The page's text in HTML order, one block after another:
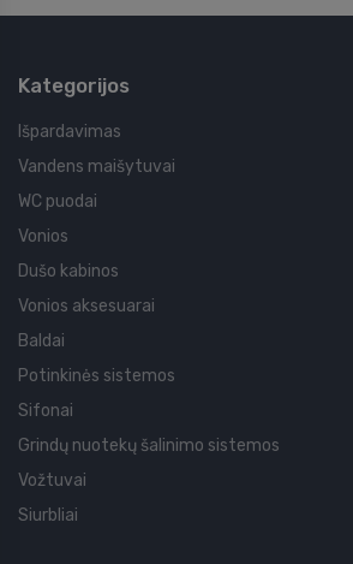
Kategorijos
Išpardavimas
Vandens maišytuvai
WC puodai
Vonios
Dušo kabinos
Vonios aksesuarai
Baldai
Potinkinės sistemos
Sifonai
Grindų nuotekų šalinimo sistemos
Vožtuvai
Siurbliai